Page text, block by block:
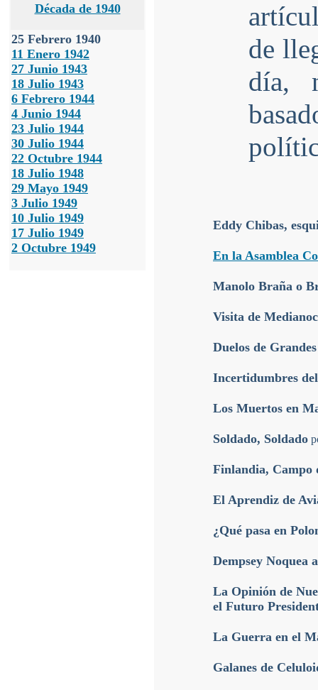
Década de 1940
25 Febrero 1940
11 Enero 1942
27 Junio 1943
18 Julio 1943
6 Febrero 1944
4 Junio 1944
23 Julio 1944
30 Julio 1944
22 Octubre 1944
18 Julio 1948
29 Mayo 1949
3 Julio 1949
10 Julio 1949
17 Julio 1949
2 Octubre 1949
de
día,
Eddy Chibas,
En la Asamblea
Manolo Braña o
Visita de
Duelos de
Incertidumbres
Los Muertos en
Soldado, Soldado
Finlandia, Campo
El Aprendiz de
¿Qué pasa en
Dempsey Noquea
La Opinión de
el Futuro
La Guerra en el
Galanes de